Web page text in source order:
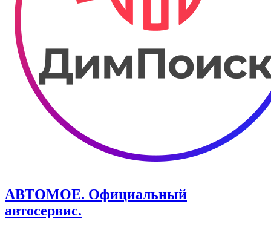
АВТОМОЕ. ​Официальный
автосервис.